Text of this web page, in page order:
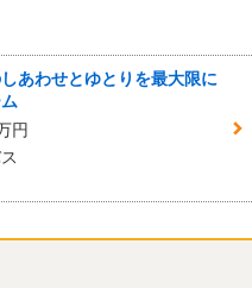
あわせとゆとりを最大限に
円